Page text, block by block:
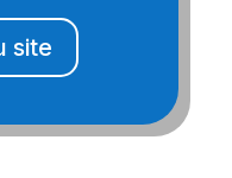
site